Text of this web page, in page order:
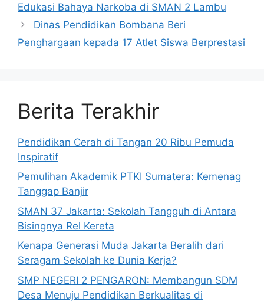
Edukasi Bahaya Narkoba di SMAN 2 Lambu
Dinas Pendidikan Bombana Beri
Penghargaan kepada 17 Atlet Siswa Berprestasi
Berita Terakhir
Pendidikan Cerah di Tangan 20 Ribu Pemuda
Inspiratif
Pemulihan Akademik PTKI Sumatera: Kemenag
Tanggap Banjir
SMAN 37 Jakarta: Sekolah Tangguh di Antara
Bisingnya Rel Kereta
Kenapa Generasi Muda Jakarta Beralih dari
Seragam Sekolah ke Dunia Kerja?
SMP NEGERI 2 PENGARON: Membangun SDM
Desa Menuju Pendidikan Berkualitas di